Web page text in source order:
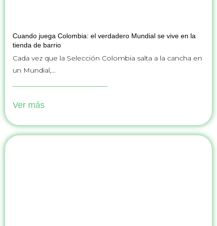
Cuando juega Colombia: el verdadero Mundial se vive en la
tienda de barrio
Cada vez que la Selección Colombia salta a la cancha en
un Mundial,...
Ver más